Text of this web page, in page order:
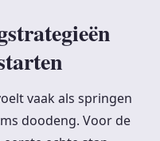
vaak als springen
doodeng. Voor de